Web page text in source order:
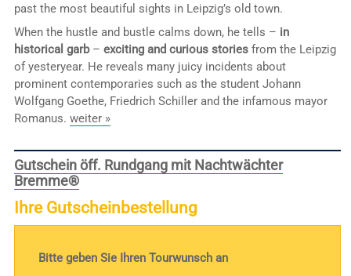
past the most beautiful sights in Leipzig’s old town.
When the hustle and bustle calms down, he tells – in
historical garb– exciting and curious storiesfrom the Leipzig
of yesteryear. He reveals many juicy incidents about
prominent contemporaries such as the student Johann
Wolfgang Goethe, Friedrich Schiller and the infamous mayor
Romanus. weiter »
Gutschein öff. Rundgang mit Nachtwächter
Bremme®
Ihre Gutscheinbestellung
Bitte geben Sie Ihren Tourwunsch an